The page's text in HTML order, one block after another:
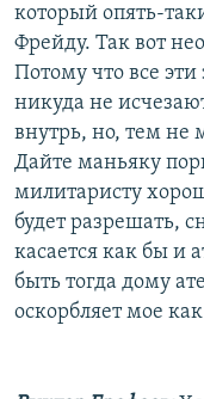
который опять-
Фрейду. Так вот
Потому что все
никуда не
внутрь, но, тем не
Дайте маньяку
милитаристу
будет разрешать,
касается как бы и
быть тогда дому
оскорбляет мое